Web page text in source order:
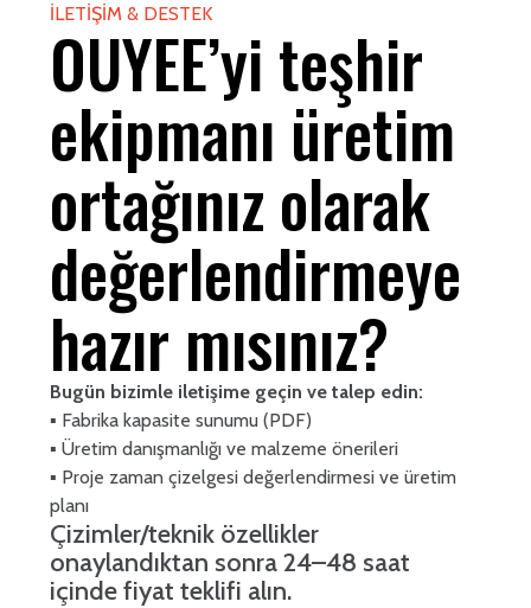
İLETIŞIM & DESTEK
OUYEE’yi teşhir
ekipmanı üretim
ortağınız olarak
değerlendirmeye
hazır mısınız?
Bugün bizimle iletişime geçin ve talep edin:
▪ Fabrika kapasite sunumu (PDF)
▪ Üretim danışmanlığı ve malzeme önerileri
▪ Proje zaman çizelgesi değerlendirmesi ve üretim
planı
Çizimler/teknik özellikler
onaylandıktan sonra 24–48 saat
içinde fiyat teklifi alın.